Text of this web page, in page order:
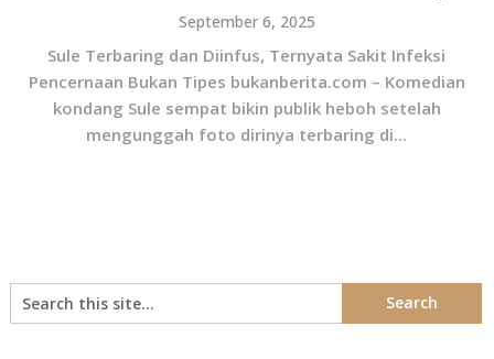
September 6, 2025
Sule Terbaring dan Diinfus, Ternyata Sakit Infeksi
Pencernaan Bukan Tipes bukanberita.com – Komedian
kondang Sule sempat bikin publik heboh setelah
mengunggah foto dirinya terbaring di...